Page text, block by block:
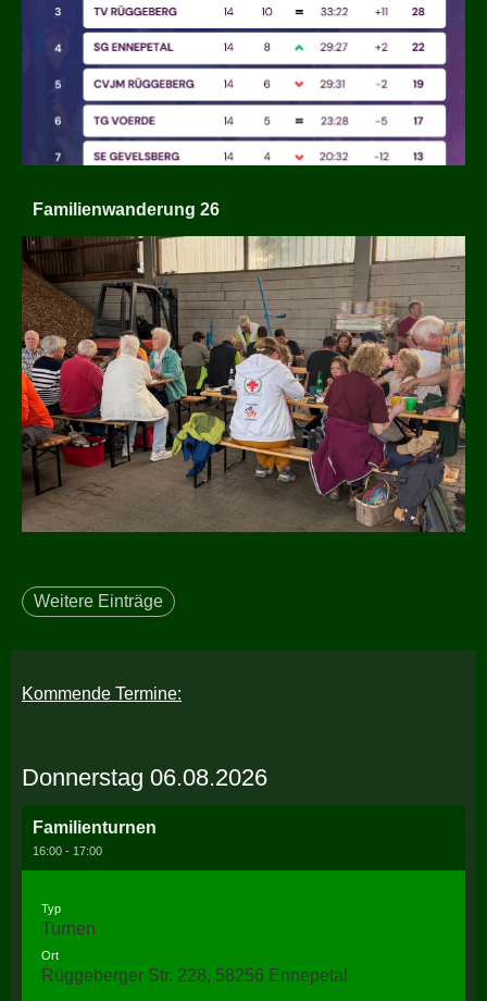
Familienwanderung 26
Weitere Einträge
Kommende Termine:
Donnerstag 06.08.2026
Familienturnen
16:00 - 17:00
Typ
Turnen
Ort
Rüggeberger Str. 228, 58256 Ennepetal